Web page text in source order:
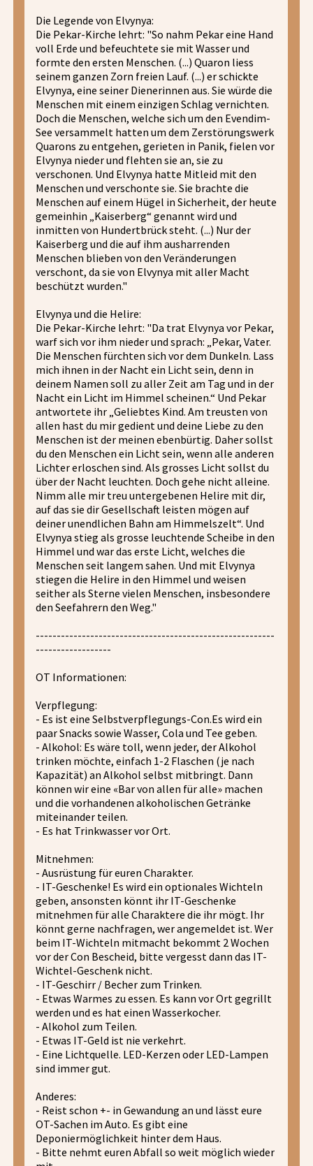
Die Legende von Elvynya:
Die Pekar-Kirche lehrt: "So nahm Pekar eine Hand
voll Erde und befeuchtete sie mit Wasser und
formte den ersten Menschen. (...) Quaron liess
seinem ganzen Zorn freien Lauf. (...) er schickte
Elvynya, eine seiner Dienerinnen aus. Sie würde die
Menschen mit einem einzigen Schlag vernichten.
Doch die Menschen, welche sich um den Evendim-
See versammelt hatten um dem Zerstörungswerk
Quarons zu entgehen, gerieten in Panik, fielen vor
Elvynya nieder und flehten sie an, sie zu
verschonen. Und Elvynya hatte Mitleid mit den
Menschen und verschonte sie. Sie brachte die
Menschen auf einem Hügel in Sicherheit, der heute
gemeinhin „Kaiserberg“ genannt wird und
inmitten von Hundertbrück steht. (...) Nur der
Kaiserberg und die auf ihm ausharrenden
Menschen blieben von den Veränderungen
verschont, da sie von Elvynya mit aller Macht
beschützt wurden."
Elvynya und die Helire:
Die Pekar-Kirche lehrt: "Da trat Elvynya vor Pekar,
warf sich vor ihm nieder und sprach: „Pekar, Vater.
Die Menschen fürchten sich vor dem Dunkeln. Lass
mich ihnen in der Nacht ein Licht sein, denn in
deinem Namen soll zu aller Zeit am Tag und in der
Nacht ein Licht im Himmel scheinen.“ Und Pekar
antwortete ihr „Geliebtes Kind. Am treusten von
allen hast du mir gedient und deine Liebe zu den
Menschen ist der meinen ebenbürtig. Daher sollst
du den Menschen ein Licht sein, wenn alle anderen
Lichter erloschen sind. Als grosses Licht sollst du
über der Nacht leuchten. Doch gehe nicht alleine.
Nimm alle mir treu untergebenen Helire mit dir,
auf das sie dir Gesellschaft leisten mögen auf
deiner unendlichen Bahn am Himmelszelt“. Und
Elvynya stieg als grosse leuchtende Scheibe in den
Himmel und war das erste Licht, welches die
Menschen seit langem sahen. Und mit Elvynya
stiegen die Helire in den Himmel und weisen
seither als Sterne vielen Menschen, insbesondere
den Seefahrern den Weg."
---------------------------------------------------------
------------------
OT Informationen:
Verpflegung:
- Es ist eine Selbstverpflegungs-Con.Es wird ein
paar Snacks sowie Wasser, Cola und Tee geben.
- Alkohol: Es wäre toll, wenn jeder, der Alkohol
trinken möchte, einfach 1-2 Flaschen (je nach
Kapazität) an Alkohol selbst mitbringt. Dann
können wir eine «Bar von allen für alle» machen
und die vorhandenen alkoholischen Getränke
miteinander teilen.
- Es hat Trinkwasser vor Ort.
Mitnehmen:
- Ausrüstung für euren Charakter.
- IT-Geschenke! Es wird ein optionales Wichteln
geben, ansonsten könnt ihr IT-Geschenke
mitnehmen für alle Charaktere die ihr mögt. Ihr
könnt gerne nachfragen, wer angemeldet ist. Wer
beim IT-Wichteln mitmacht bekommt 2 Wochen
vor der Con Bescheid, bitte vergesst dann das IT-
Wichtel-Geschenk nicht.
- IT-Geschirr / Becher zum Trinken.
- Etwas Warmes zu essen. Es kann vor Ort gegrillt
werden und es hat einen Wasserkocher.
- Alkohol zum Teilen.
- Etwas IT-Geld ist nie verkehrt.
- Eine Lichtquelle. LED-Kerzen oder LED-Lampen
sind immer gut.
Anderes:
- Reist schon +- in Gewandung an und lässt eure
OT-Sachen im Auto. Es gibt eine
Deponiermöglichkeit hinter dem Haus.
- Bitte nehmt euren Abfall so weit möglich wieder